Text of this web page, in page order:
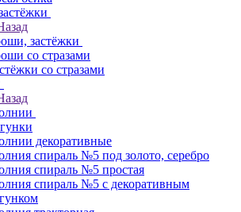
застёжки
со стразами
со стразами
декоративные
спираль №5 под золото, серебро
спираль №5 простая
спираль №5 с декоративным